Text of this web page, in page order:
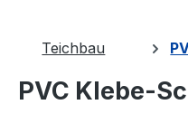
Teichbau
PVC Klebe-